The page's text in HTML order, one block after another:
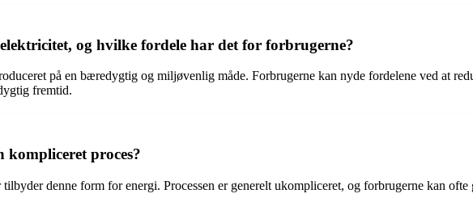
og hvilke fordele har det for forbrugerne?
på en bæredygtig og miljøvenlig måde. Forbrugerne kan nyde fordelene ved at
fremtid.
proces?
denne form for energi. Processen er generelt ukompliceret, og forbrugerne kan